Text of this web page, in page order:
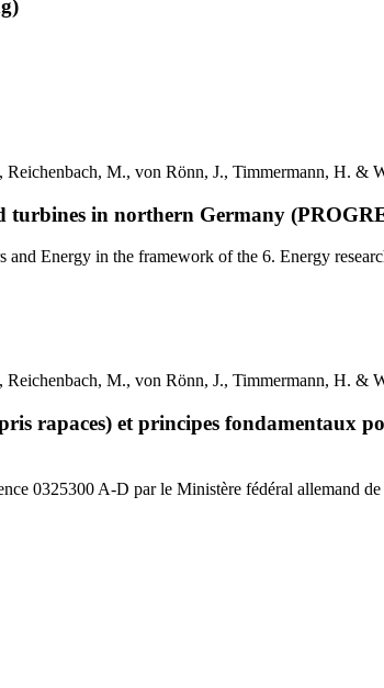
M., von Rönn, J., Timmermann, H. &
turbines in northern Germany
Energy in the framework of the 6. Energy
M., von Rönn, J., Timmermann, H. &
rapaces) et principes fondamentaux
0325300 A-D par le Ministère fédéral allemand